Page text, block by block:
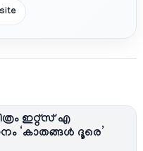
ഇറ്റ്സ് എ
‘കാതങ്ങൾ ദൂരെ’